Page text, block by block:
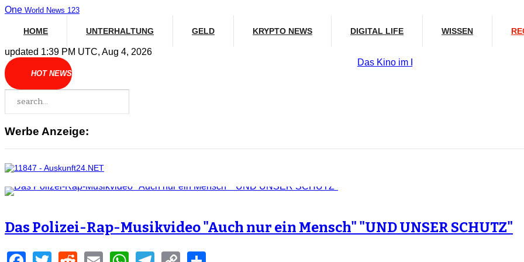
One World News 123
HOME UNTERHALTUNG GELD KRYPTO NEWS DIGITAL LIFE WISSEN
updated 1:39 PM UTC, Aug 4, 2026
HOT NEWS
Das Kino im Kopf
Werbe Anzeige:
Das Polizei-Rap-Musikvideo "Auch nur ein Mensch" "UND UNSER SCHUTZ"